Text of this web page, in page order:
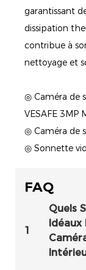
garantissant
dissipation
contribue à
nettoyage et
◎ Caméra de
VESAFE 3MP
◎ Caméra de
◎ Sonnette
FAQ
1
Quels
Idéaux